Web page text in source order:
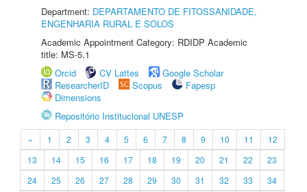
Department: DEPARTAMENTO DE FITOSSANIDADE,
ENGENHARIA RURAL E SOLOS
Academic Appointment Category: RDIDP Academic
title: MS-5.1
Orcid
CV Lattes
Google Scholar
ResearcherID
Scopus
Fapesp
Dimensions
Repositório Institucional UNESP
« 1 2 3 4 5 6 7 8 9 10 11
12
13
14 15 16 17 18 19 20 21 22
23
24
25 26 27 28 29 30 31 32 33
34